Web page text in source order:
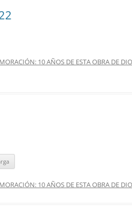
10 AÑOS DE ESTA OBRA DE
10 AÑOS DE ESTA OBRA DE